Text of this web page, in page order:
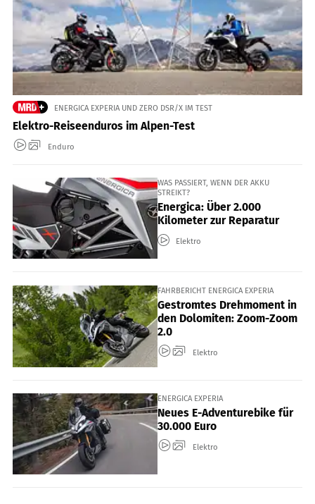
ENERGICA EXPERIA UND ZERO DSR/X IM TEST
Elektro-Reiseenduros im Alpen-Test
Enduro
WAS PASSIERT, WENN DER AKKU
STREIKT?
Energica: Über 2.000
Kilometer zur Reparatur
Elektro
FAHRBERICHT ENERGICA EXPERIA
Gestromtes Drehmoment in
den Dolomiten: Zoom-Zoom
2.0
Elektro
ENERGICA EXPERIA
Neues E-Adventurebike für
30.000 Euro
Elektro